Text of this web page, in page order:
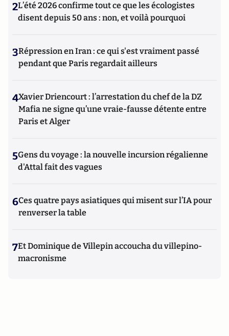
2L’été 2026 confirme tout ce que les écologistes
disent depuis 50 ans : non, et voilà pourquoi
3Répression en Iran : ce qui s'est vraiment passé
pendant que Paris regardait ailleurs
4Xavier Driencourt : l’arrestation du chef de la DZ
Mafia ne signe qu’une vraie-fausse détente entre
Paris et Alger
5Gens du voyage : la nouvelle incursion régalienne
d'Attal fait des vagues
6Ces quatre pays asiatiques qui misent sur l’IA pour
renverser la table
7Et Dominique de Villepin accoucha du villepino-
macronisme